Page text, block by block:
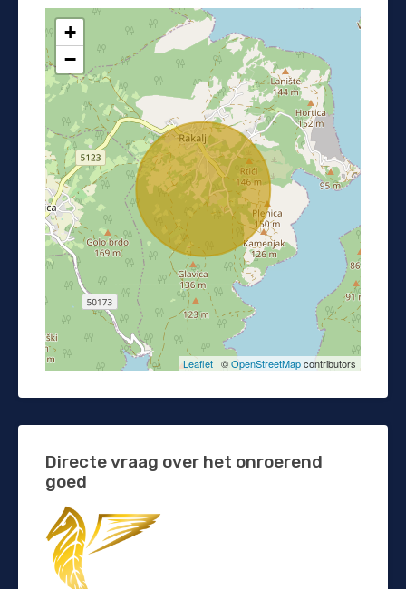
+
−
Leaflet | ©OpenStreetMapcontributors
Directe vraag over het onroerend
goed